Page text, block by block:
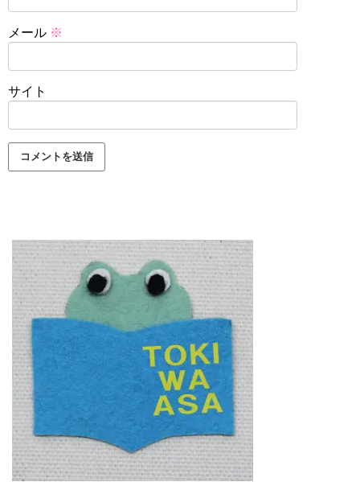
メール ※
サイト